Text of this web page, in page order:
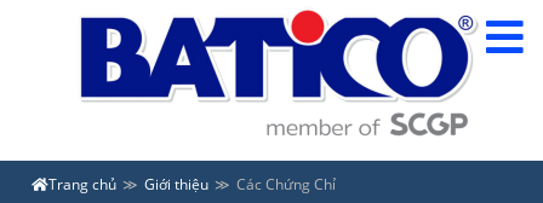
Trang chủ Giới thiệu Các Chứng Chỉ